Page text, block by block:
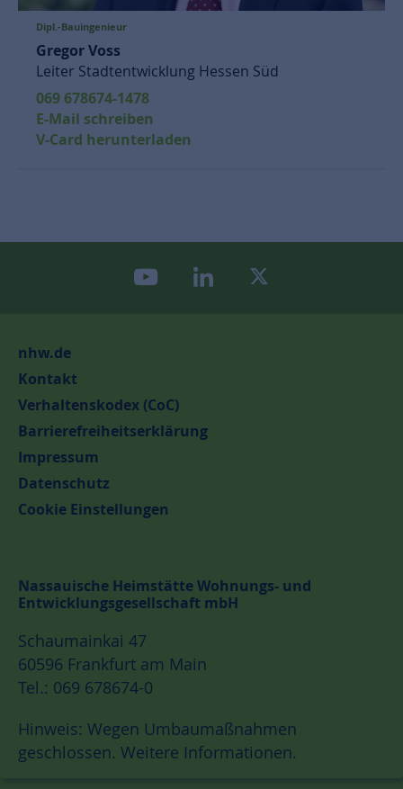
Dipl.-Bauingenieur
Gregor Voss
Leiter Stadtentwicklung Hessen Süd
069 678674-1478
E-Mail schreiben
V-Card herunterladen
youtubelinkedintwitter
nhw.de
Kontakt
Verhaltenskodex (CoC)
Barrierefreiheitserklärung
Impressum
Datenschutz
Cookie Einstellungen
Nassauische Heimstätte Wohnungs- und
Entwicklungsgesellschaft mbH
Schaumainkai 47
60596 Frankfurt am Main
Tel.: 069 678674-0
Hinweis: Wegen Umbaumaßnahmen
geschlossen. Weitere Informationen.